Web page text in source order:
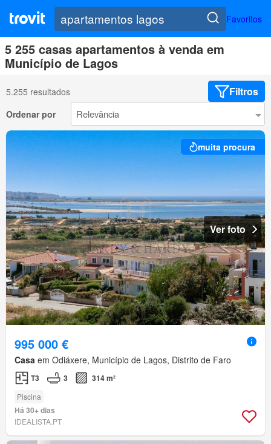
Favoritos
5 255 casas apartamentos à venda em
Município de Lagos
5.255 resultados Filtros
Ordenar por
muita procura
Ver foto
995 000 €
Casa em Odiáxere, Município de Lagos, Distrito de Faro
T3 3 314 m²
Piscina
Há 30+ dias
IDEALISTA.PT